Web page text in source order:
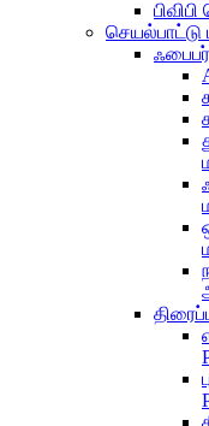
செயல்பாட்டு
ஃபைபர்